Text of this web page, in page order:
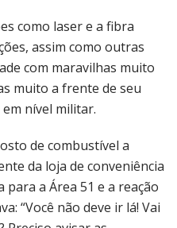
como laser e a fibra
assim como outras
com maravilhas muito
muito a frente de seu
nível militar.
de combustível a
da loja de conveniência
a Área 51 e a reação
“Você não deve ir lá! Vai